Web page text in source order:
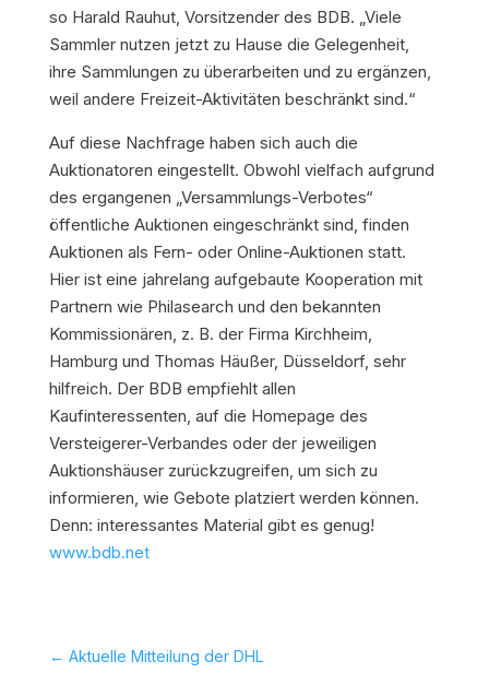
so Harald Rauhut, Vorsitzender des BDB. „Viele
Sammler nutzen jetzt zu Hause die Gelegenheit,
ihre Sammlungen zu überarbeiten und zu ergänzen,
weil andere Freizeit-Aktivitäten beschränkt sind.“
Auf diese Nachfrage haben sich auch die
Auktionatoren eingestellt. Obwohl vielfach aufgrund
des ergangenen „Versammlungs-Verbotes“
öffentliche Auktionen eingeschränkt sind, finden
Auktionen als Fern- oder Online-Auktionen statt.
Hier ist eine jahrelang aufgebaute Kooperation mit
Partnern wie Philasearch und den bekannten
Kommissionären, z. B. der Firma Kirchheim,
Hamburg und Thomas Häußer, Düsseldorf, sehr
hilfreich. Der BDB empfiehlt allen
Kaufinteressenten, auf die Homepage des
Versteigerer-Verbandes oder der jeweiligen
Auktionshäuser zurückzugreifen, um sich zu
informieren, wie Gebote platziert werden können.
Denn: interessantes Material gibt es genug!
www.bdb.net
← Aktuelle Mitteilung der DHL